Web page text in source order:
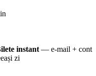
instant — e-mail + cont
zi